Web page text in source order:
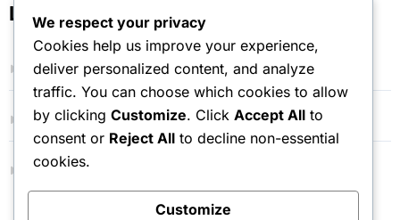
Lenker
Bloggarkiv
Kontakt
Vår historie
We respect your privacy
Cookies help us improve your experience,
deliver personalized content, and analyze
traffic. You can choose which cookies to allow
by clicking Customize. Click Accept All to
consent or Reject All to decline non-essential
cookies.
Customize